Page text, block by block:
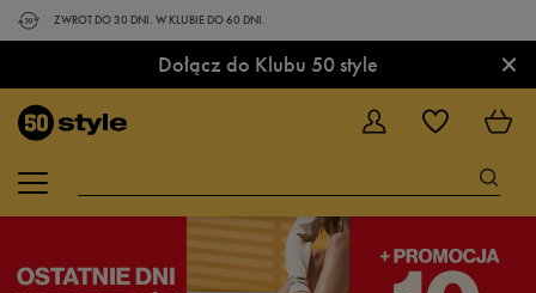
ZWROT DO 30 DNI. W KLUBIE DO 60 DNI.
Dołącz do Klubu 50 style ×